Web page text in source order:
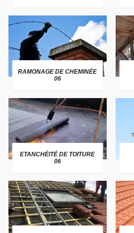
RAMONAGE DE CHEMINÉE
06
ETANCHÉITÉ DE TOITURE
06